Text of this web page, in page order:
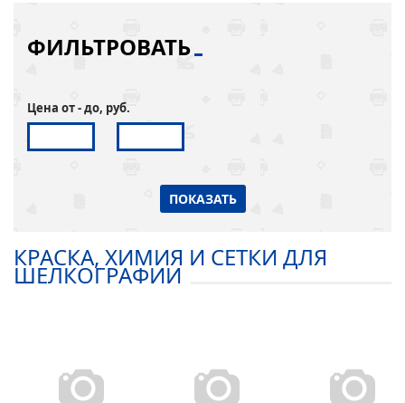
ФИЛЬТРОВАТЬ
Цена от - до, руб.
ПОКАЗАТЬ
КРАСКА, ХИМИЯ И СЕТКИ ДЛЯ
ШЕЛКОГРАФИИ